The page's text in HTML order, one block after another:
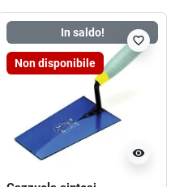
In saldo!
Non disponibile
visibility
favorite_border